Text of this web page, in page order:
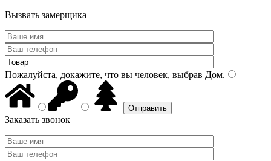
Вызвать замерщика
Пожалуйста, докажите, что вы человек, выбрав Дом.
Заказать звонок